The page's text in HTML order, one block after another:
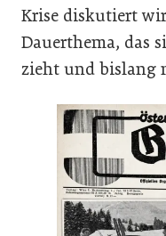
Krise diskutiert
Dauerthema, das
zieht und bislang